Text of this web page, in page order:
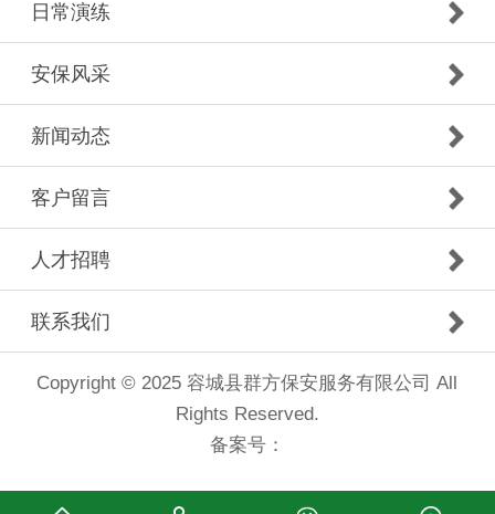
日常演练
安保风采
新闻动态
客户留言
人才招聘
联系我们
Copyright © 2025 容城县群方保安服务有限公司 All
Rights Reserved.
备案号：